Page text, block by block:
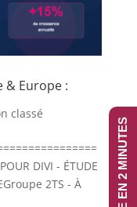
& Europe :
classé
DIVI - ÉTUDE
2TS - À